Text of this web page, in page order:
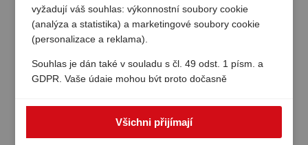
vyžadují váš souhlas: výkonnostní soubory cookie
(analýza a statistika) a marketingové soubory cookie
(personalizace a reklama).
Souhlas je dán také v souladu s čl. 49 odst. 1 písm. a
GDPR. Vaše údaje mohou být proto dočasně
případě nelze zcela zaručit vysokou úroveň ochrany
osobních údajů v Evropě a existuje riziko, že americké
úřady zpracovávají údaje pro účely kontroly a dohledu,
Všichni přijímají